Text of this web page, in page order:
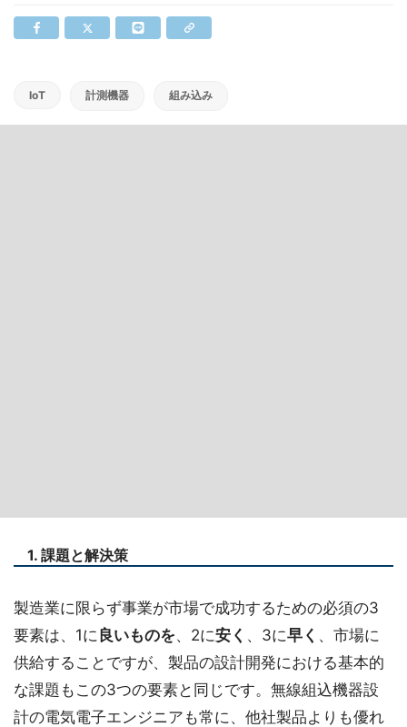
IoT 計測機器 組み込み
1. 課題と解決策
製造業に限らず事業が市場で成功するための必須の3
要素は、1に 良いものを、2に安く 、3に早く 、市場に
供給することですが、製品の設計開発における基本的
な課題もこの3つの要素と同じです。無線組込機器設
計の電気電子エンジニアも常に、他社製品よりも優れ